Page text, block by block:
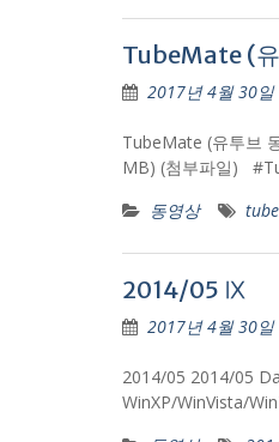
TubeMate (
2017년 4월 30일
TubeMate (유투브
MB) (첨부파일)
동영상
2014/05 Ⅸ
2017년 4월 30일
2014/05 2014/05
WinXP/WinVista/